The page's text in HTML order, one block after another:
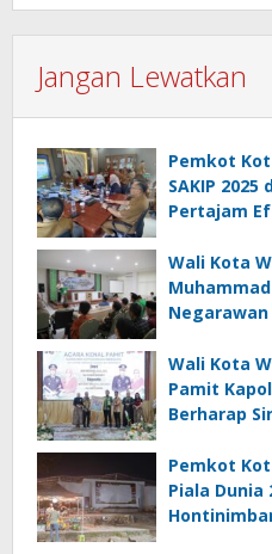
Jangan Lewatkan
Pemkot
SAKIP
Pertajam
Wali Kota
Wali Kota
Pamit
Berharap
Pemkot
Piala Dunia